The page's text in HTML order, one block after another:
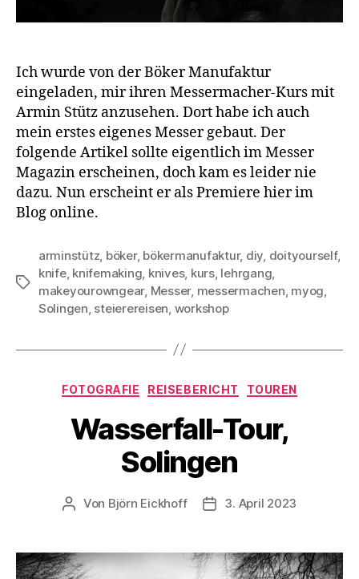
Ich wurde von der Böker Manufaktur
eingeladen, mir ihren Messermacher-Kurs mit
Armin Stütz anzusehen. Dort habe ich auch
mein erstes eigenes Messer gebaut. Der
folgende Artikel sollte eigentlich im Messer
Magazin erscheinen, doch kam es leider nie
dazu. Nun erscheint er als Premiere hier im
Blog online.
Schlagwörter
arminstütz böker, bökermanufaktur, diy doityourself,
knife, knifemaking knives, kurs, lehrgang
makeyourowngear, Messer, messermachen myog
Solingen steierereisen workshop
Kategorien
FOTOGRAFIE REISEBERICHT TOUREN
Wasserfall-Tour,
Solingen
Beitragsautor
Von Björn Eickhoff Veröffentlichungsdatum
3. April 2023